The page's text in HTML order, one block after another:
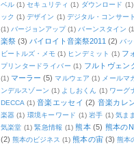
ベル (1) セキュリティ (1) ダウンロード (1)
ック (1) デザイン (1) デジタル・コンサー
(1) バージョンアップ (1) バーンスタイン
楽祭 (3) バイロイト音楽祭2011 (2) バ
ビートルズ・メモ (1) ヒンデミット (1) フ
プリンタードライバー (1) フルトヴェン
(1) マーラー (5) マルウェア (1) メールマ
ンデルスゾーン (1) よしおくん (1) ワーグ
DECCA (1) 音楽エッセイ (2) 音楽カレ
楽器 (1) 環境キーワード (1) 岩手 (1) 気ま
気楽堂 (1) 緊急情報 (1) 熊本 (5) 熊本の
(2) 熊本のビジネス (1) 熊本の宙 (3) 熊本